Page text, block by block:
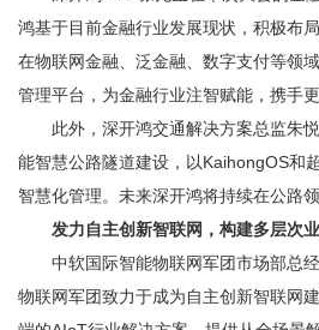
鸿基于目前金融行业发展现状，积极布
在物联网金融、泛金融、数字支付等领
管理平台，为金融行业注智赋能，携手
此外，深开鸿交通解决方案总监朱悦
能智慧公路隧道建设，以KaihongOS和
智慧化管理。未来深开鸿将持续在公路
发力自主创新智联网，构建多层次
中软国际智能物联网军团市场部总经
物联网军团致力于成为自主创新智联网